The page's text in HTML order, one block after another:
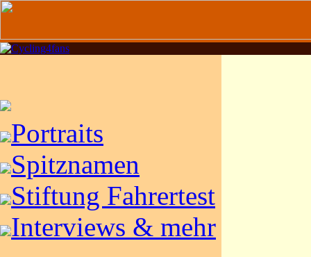
Portraits
Spitznamen
Stiftung Fahrertest
Interviews & mehr